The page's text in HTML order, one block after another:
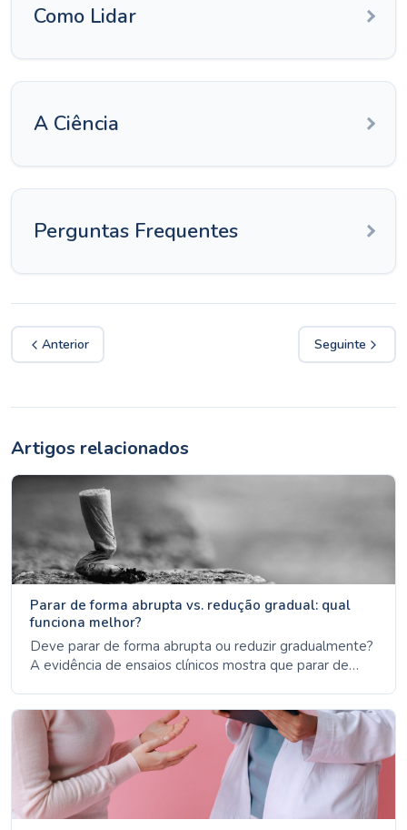
Como Lidar
A Ciência
Perguntas Frequentes
Anterior Seguinte
Artigos relacionados
Parar de forma abrupta vs. redução gradual: qual
funciona melhor?
Deve parar de forma abrupta ou reduzir gradualmente?
A evidência de ensaios clínicos mostra que parar de
abordagens.